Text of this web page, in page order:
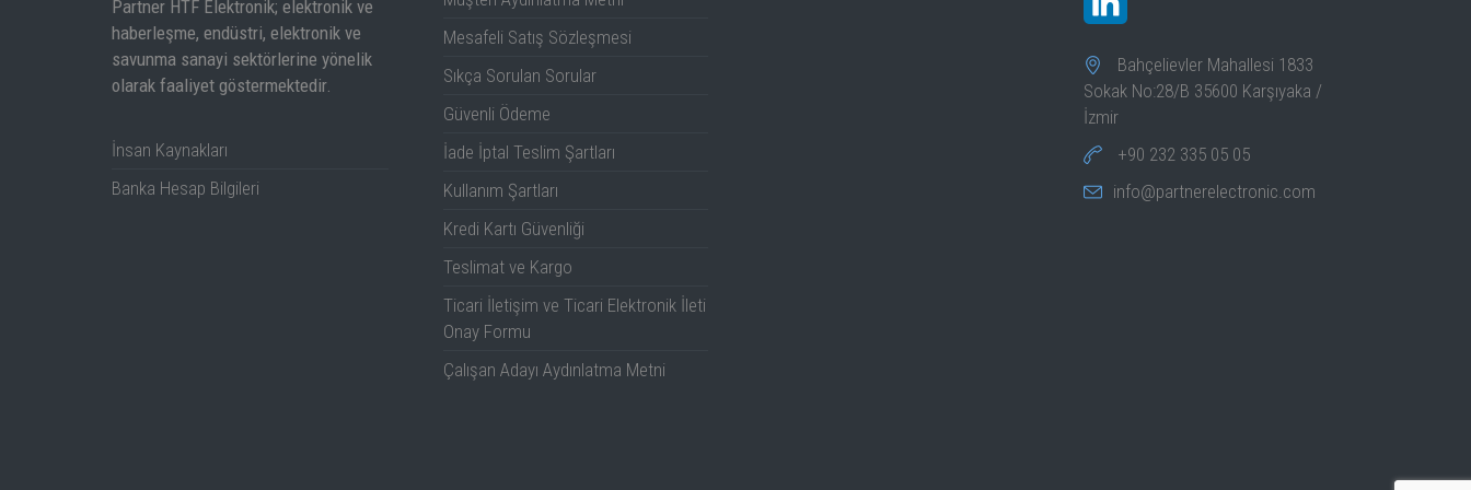
Partner HTF Elektronik; elektronik ve
haberleşme, endüstri, elektronik ve
savunma sanayi sektörlerine yönelik
olarak faaliyet göstermektedir.
İnsan Kaynakları
Banka Hesap Bilgileri
Mesafeli Satış Sözleşmesi
Sıkça Sorulan Sorular
Güvenli Ödeme
İade İptal Teslim Şartları
Kullanım Şartları
Kredi Kartı Güvenliği
Teslimat ve Kargo
Ticari İletişim ve Ticari Elektronik İleti
Onay Formu
Çalışan Adayı Aydınlatma Metni
Bahçelievler Mahallesi 1833
Sokak No:28/B 35600 Karşıyaka /
İzmir
+90 232 335 05 05
info@partnerelectronic.com